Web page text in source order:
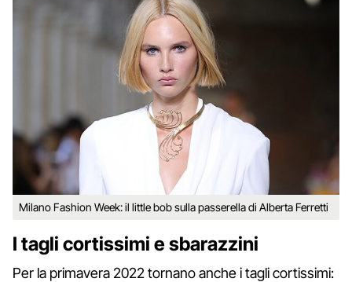
Milano Fashion Week: il little bob sulla passerella di Alberta Ferretti
I tagli cortissimi e sbarazzini
Per la primavera 2022 tornano anche i tagli cortissimi: